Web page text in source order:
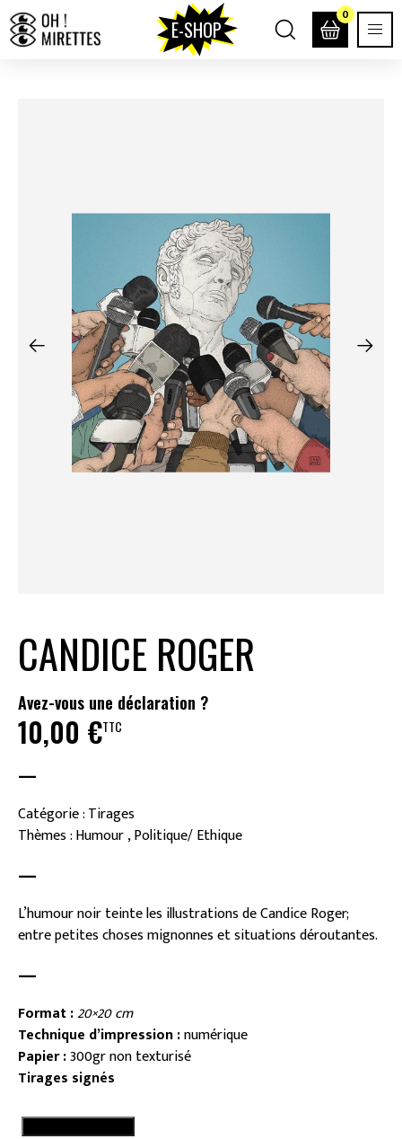
E-SHOP
0
CANDICE ROGER
Avez-vous une déclaration ?
10,00 €TTC
—
Catégorie : Tirages
Thèmes : Humour , Politique/ Ethique
—
L’humour noir teinte les illustrations de Candice Roger;
entre petites choses mignonnes et situations déroutantes.
—
Format :20×20 cm
Technique d’impression :numérique
Papier :300gr non texturisé
Tirages signés
quantité